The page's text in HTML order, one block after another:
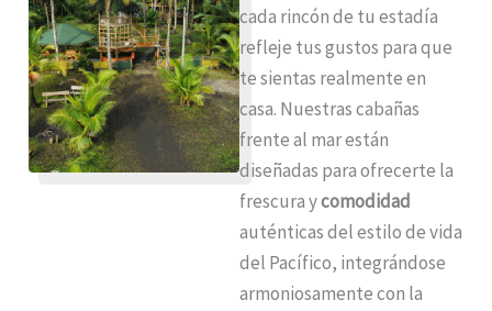
cada rincón de tu estadía
refleje tus gustos para que
te sientas realmente en
casa. Nuestras cabañas
frente al mar están
diseñadas para ofrecerte la
frescura ycomodidad
auténticas del estilo de vida
del Pacífico, integrándose
armoniosamente con la